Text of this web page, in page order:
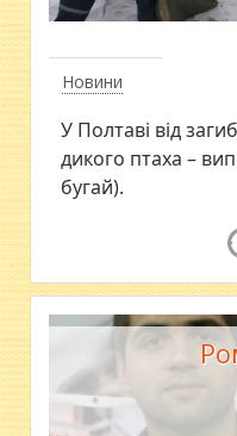
Новини
У Полтаві від
дикого птаха –
бугай).